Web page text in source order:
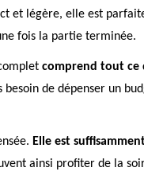
et légère, elle est
fois la partie terminée.
comprend tout ce
besoin de dépenser un
Elle est
ainsi profiter de la